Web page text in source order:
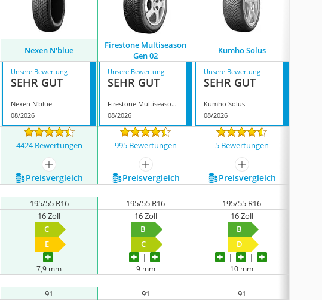
Nexen N'blue
Firestone Multiseason
Gen 02
Kumho Solus
Unsere Bewertung
SEHR GUT
Nexen N'blue
08/2026
Unsere Bewertung
SEHR GUT
Firestone Multiseason Gen 02
08/2026
Unsere Bewertung
SEHR GUT
Kumho Solus
08/2026
4424 Bewertungen 995 Bewertungen 5 Bewertungen
mehr anzeigen mehr anzeigen
mehr anzeigen
Preis­vergleich Preis­vergleich Preis­vergleich
195/55 R16 195/55 R16 195/55 R16
16 Zoll 16 Zoll
16 Zoll
C B
B
E C
D
7,9 mm 9 mm 10 mm
91 91
91